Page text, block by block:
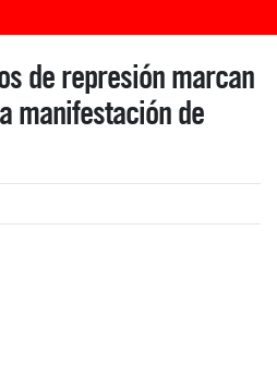
de represión marcan
manifestación de